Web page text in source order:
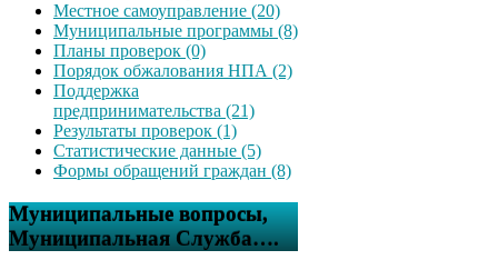
Местное самоуправление (20)
Муниципальные программы (8)
Планы проверок (0)
Порядок обжалования НПА (2)
Поддержка
предпринимательства (21)
Результаты проверок (1)
Статистические данные (5)
Формы обращений граждан (8)
Муниципальные вопросы,
Муниципальная Служба….